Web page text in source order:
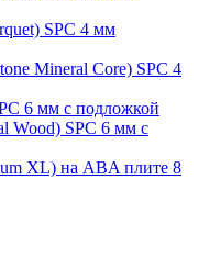
SPC 4 мм
Mineral Core) SPC 4
6 мм с подложкой
Wood) SPC 6 мм с
XL) на ABA плите 8